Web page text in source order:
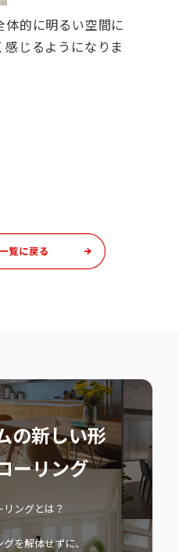
的に明るい空間に
じるようになりま
の新しい形
ーリング
ングとは？
を解体せずに、